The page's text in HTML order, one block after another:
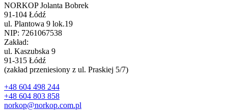
NORKOP Jolanta Bobrek
91-104 Łódź
ul. Plantowa 9 lok.19
NIP: 7261067538
Zakład:
ul. Kaszubska 9
91-315 Łódź
(zakład przeniesiony z ul. Praskiej 5/7)
+48 604 498 244
+48 604 803 858
norkop@norkop.com.pl